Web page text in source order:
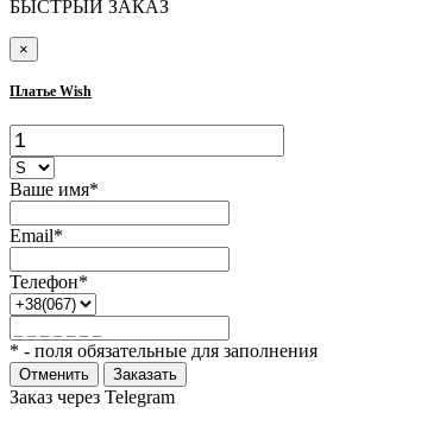
БЫСТРЫЙ ЗАКАЗ
×
Платье Wish
Ваше имя*
Email*
Телефон*
* - поля обязательные для заполнения
Отменить Заказать
Заказ через Telegram